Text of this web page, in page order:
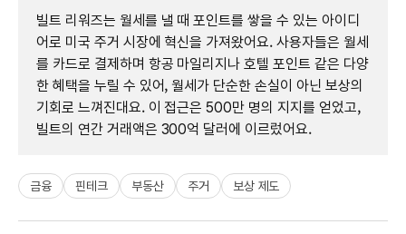
빌트 리워즈는 월세를 낼 때 포인트를 쌓을 수 있는 아이디
어로 미국 주거 시장에 혁신을 가져왔어요. 사용자들은 월세
를 카드로 결제하며 항공 마일리지나 호텔 포인트 같은 다양
한 혜택을 누릴 수 있어, 월세가 단순한 손실이 아닌 보상의
기회로 느껴진대요. 이 접근은 500만 명의 지지를 얻었고,
빌트의 연간 거래액은 300억 달러에 이르렀어요.
금융 핀테크 부동산 주거 보상 제도